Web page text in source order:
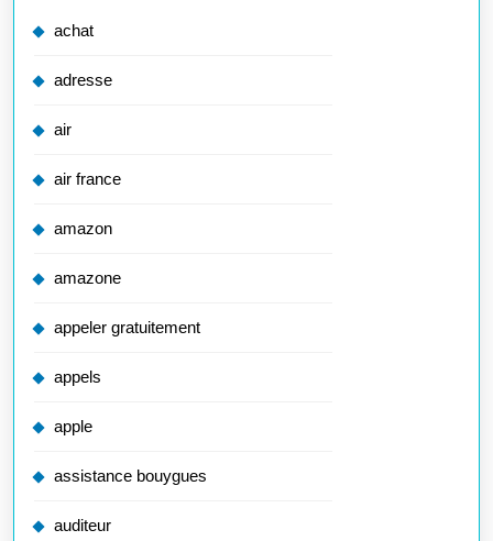
achat
adresse
air
air france
amazon
amazone
appeler gratuitement
appels
apple
assistance bouygues
auditeur